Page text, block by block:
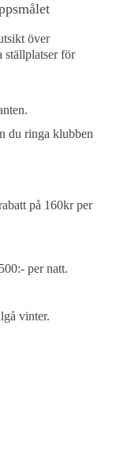
över
ställplatser för
du ringa klubben
på 160kr per
per natt.
vinter.